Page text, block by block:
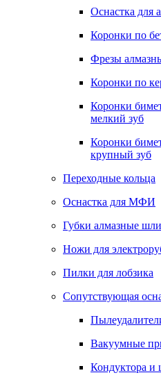
Оснастка для
Коронки по
Фрезы
Коронки по
Коронки
мелкий зуб
Коронки
крупный зуб
Переходные кольца
Оснастка для МФИ
Губки алмазные
Ножи для
Пилки для лобзика
Сопутствующая
Вакуумные
Кондуктора и